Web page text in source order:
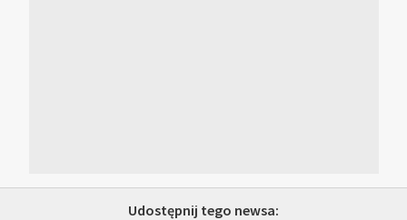
Udostępnij tego newsa: